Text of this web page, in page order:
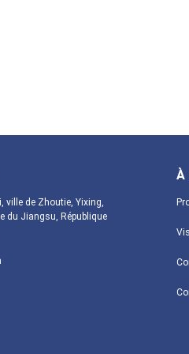
ville de Zhoutie, Yixing,
du Jiangsu, République
À